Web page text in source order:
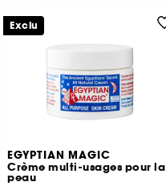
EGYPTIAN MAGIC
Crème multi-usages pour la
peau
Exclu